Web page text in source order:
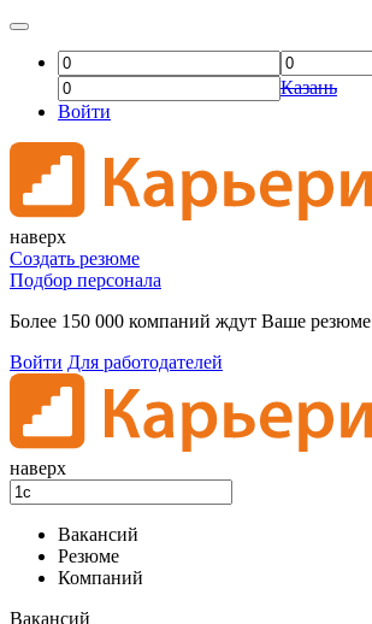
Казань
Войти
наверх
Создать резюме
Подбор персонала
Более 150 000 компаний ждут Ваше резюме
Войти Для работодателей
наверх
Вакансий
Резюме
Компаний
Вакансий